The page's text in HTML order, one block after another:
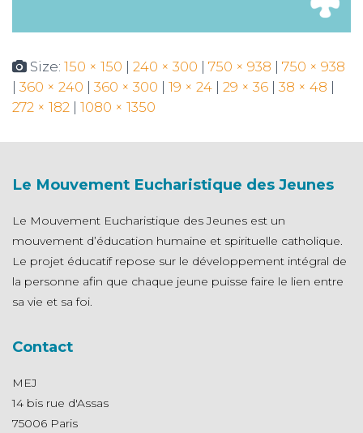
Size: 150 × 150 | 240 × 300 | 750 × 938 | 750 × 938
| 360 × 240 | 360 × 300 | 19 × 24 | 29 × 36 | 38 × 48 |
272 × 182 | 1080 × 1350
Le Mouvement Eucharistique des Jeunes
Le Mouvement Eucharistique des Jeunes est un
mouvement d’éducation humaine et spirituelle catholique.
Le projet éducatif repose sur le développement intégral de
la personne afin que chaque jeune puisse faire le lien entre
sa vie et sa foi.
Contact
MEJ
14 bis rue d'Assas
75006 Paris